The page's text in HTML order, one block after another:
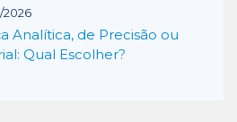
2026
Analítica, de Precisão ou
Qual Escolher?